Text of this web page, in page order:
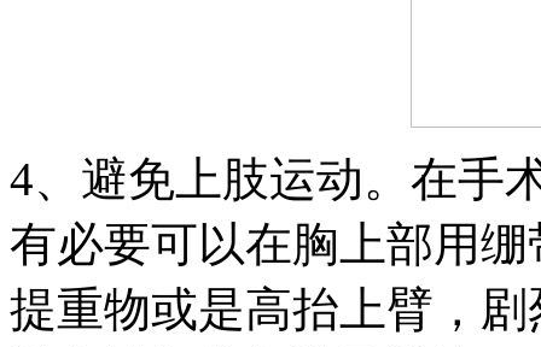
4、避免上肢运动。在手
有必要可以在胸上部用
提重物或是高抬上臂，